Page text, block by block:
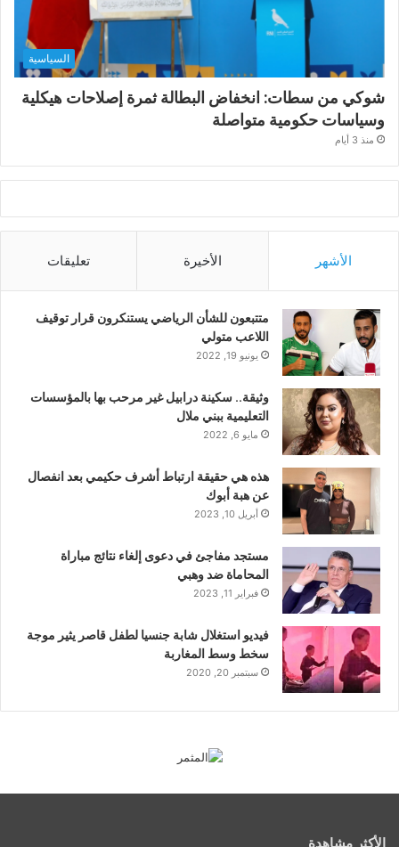
السياسية
شوكي من سطات: انخفاض البطالة ثمرة إصلاحات هيكلية
وسياسات حكومية متواصلة
منذ 3 أيام
الأشهر الأخيرة تعليقات
متتبعون للشأن الرياضي يستنكرون قرار توقيف
اللاعب متولي
يونيو 19, 2022
وثيقة.. سكينة درابيل غير مرحب بها بالمؤسسات
التعليمية ببني ملال
مايو 6, 2022
هذه هي حقيقة ارتباط أشرف حكيمي بعد انفصال
عن هبة أبوك
أبريل 10, 2023
مستجد مفاجئ في دعوى إلغاء نتائج مباراة
المحاماة ضد وهبي
فبراير 11, 2023
فيديو استغلال شابة جنسيا لطفل قاصر يثير موجة
سخط وسط المغاربة
سبتمبر 20, 2020
الأكثر مشاهدة